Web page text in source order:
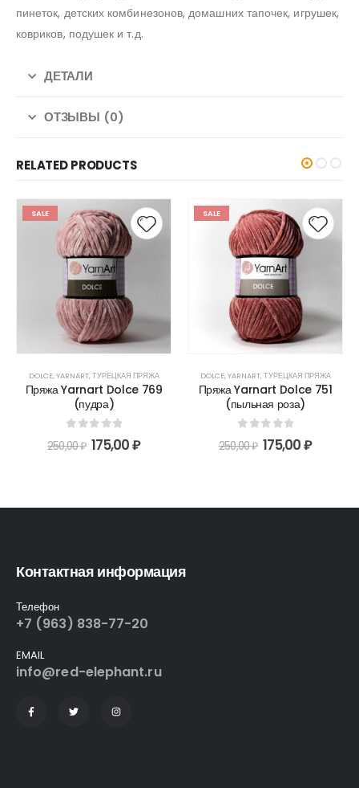
пинеток, детских комбинезонов, домашних тапочек, игрушек,
ковриков, подушек и т.д.
ДЕТАЛИ
ОТЗЫВЫ (0)
RELATED PRODUCTS
SALE
DOLCE,YARNART,ТУРЕЦКАЯ ПРЯЖА
Пряжа Yarnart Dolce 769
(пудра)
out of 5
250,00₽ 175,00₽
SALE
DOLCE,YARNART,ТУРЕЦКАЯ ПРЯЖА
Пряжа Yarnart Dolce 751
(пыльная роза)
out of 5
250,00₽ 175,00₽
Контактная информация
Телефон
+7 (963) 838-77-20
EMAIL
info@red-elephant.ru